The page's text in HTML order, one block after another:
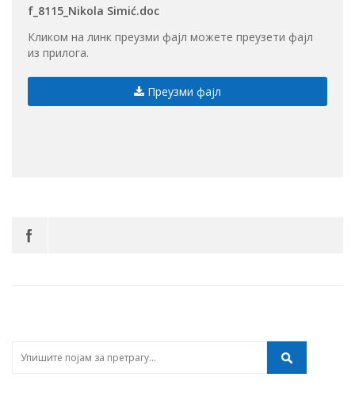
f_8115_Nikola Simić.doc
Кликом на линк преузми фајл можете преузети фајл
из прилога.
Преузми фајл